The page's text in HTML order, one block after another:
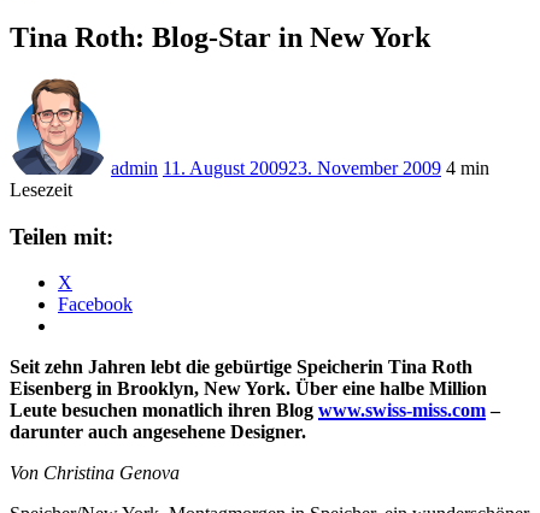
Tina Roth: Blog-Star in New York
admin 11. August 200923. November 2009 4 min
Lesezeit
Teilen mit:
X
Facebook
Seit zehn Jahren lebt die gebürtige Speicherin Tina Roth
Eisenberg in Brooklyn, New York. Über eine halbe Million
Leute besuchen monatlich ihren Blog www.swiss-miss.com–
darunter auch angesehene Designer.
Von Christina Genova